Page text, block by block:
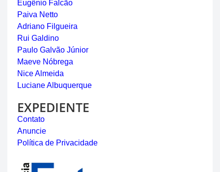
Eugênio Falcão
Paiva Netto
Adriano Filgueira
Rui Galdino
Paulo Galvão Júnior
Maeve Nóbrega
Nice Almeida
Luciane Albuquerque
EXPEDIENTE
Contato
Anuncie
Política de Privacidade